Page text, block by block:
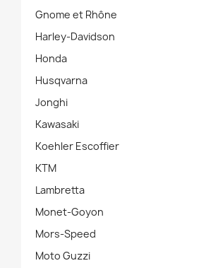
Gnome et Rhône
Harley-Davidson
Honda
Husqvarna
Jonghi
Kawasaki
Koehler Escoffier
KTM
Lambretta
Monet-Goyon
Mors-Speed
Moto Guzzi